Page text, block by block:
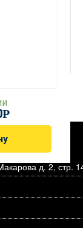
Р
д. 2, стр.